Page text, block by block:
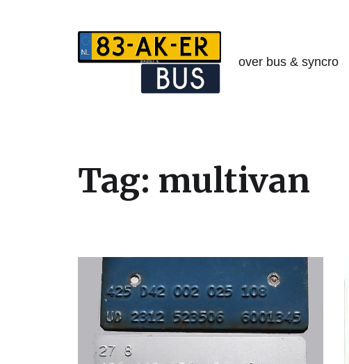
over bus & syncro
Tag: multivan